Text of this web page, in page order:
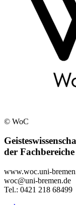
© WoC
der
www.woc.uni-
woc@uni-bremen.de
Tel.: 0421 218 68499